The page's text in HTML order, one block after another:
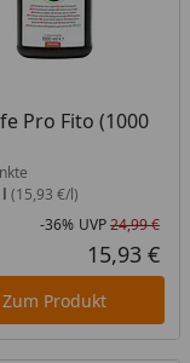
Pro Fito (1000
l (15,93 €/l)
-36% UVP24,99 €
15,93 €
Zum Produkt